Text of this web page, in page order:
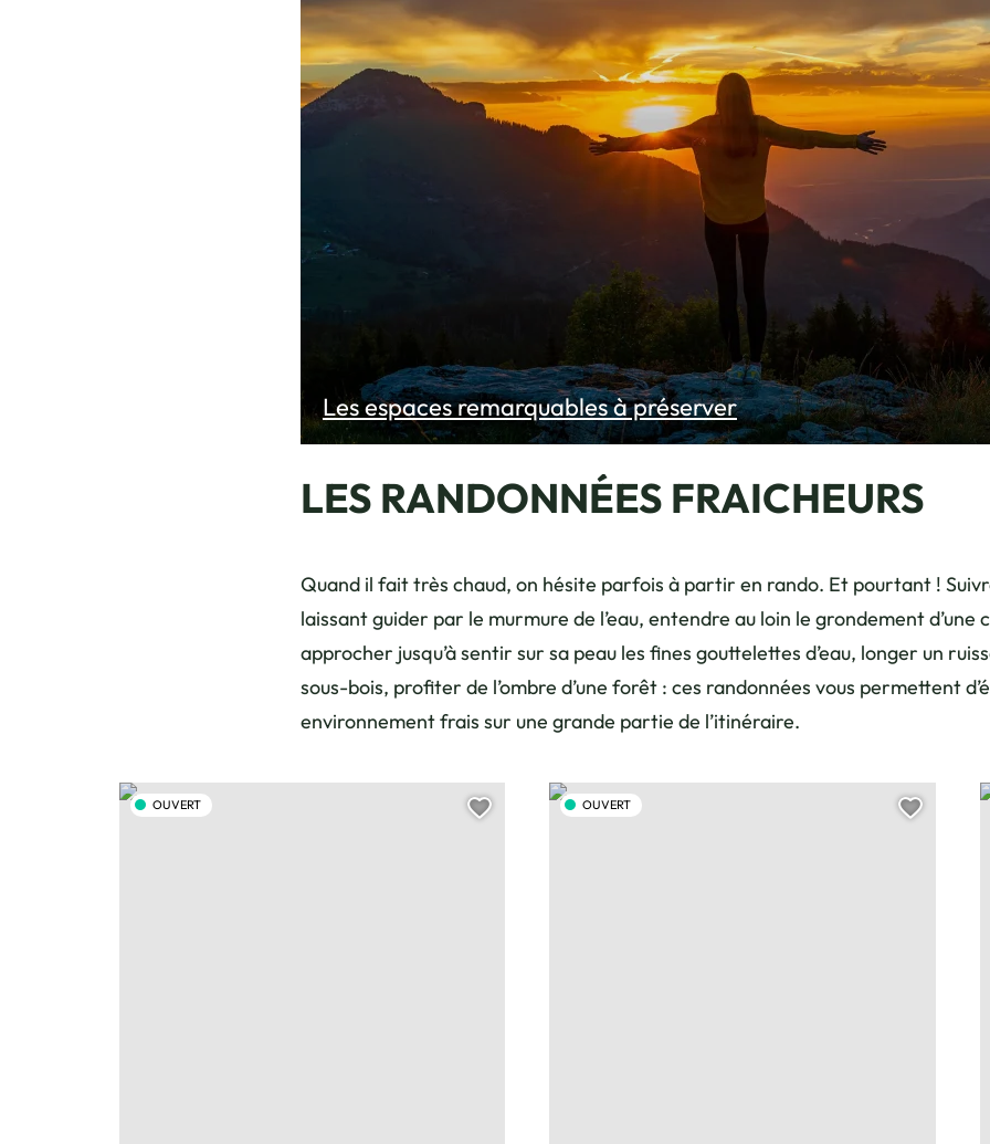
Les espaces remarquables à préserver
LES RANDONNÉES FRAICHEURS
Quand il fait très chaud, on hésite parfois à partir en rando. Et pourtant !
laissant guider par le murmure de l’eau, entendre au loin le grondement d’une
approcher jusqu’à sentir sur sa peau les fines gouttelettes d’eau, longer un
sous-bois, profiter de l’ombre d’une forêt : ces randonnées vous permettent
environnement frais sur une grande partie de l’itinéraire.
Le Lac Bénit – Randonnée, © Charles Savouret
OUVERT Ajouter cette page au carnet de voyage ?
Les balcons du Reposoir – Randonnée, © J. Hudry
OUVERT